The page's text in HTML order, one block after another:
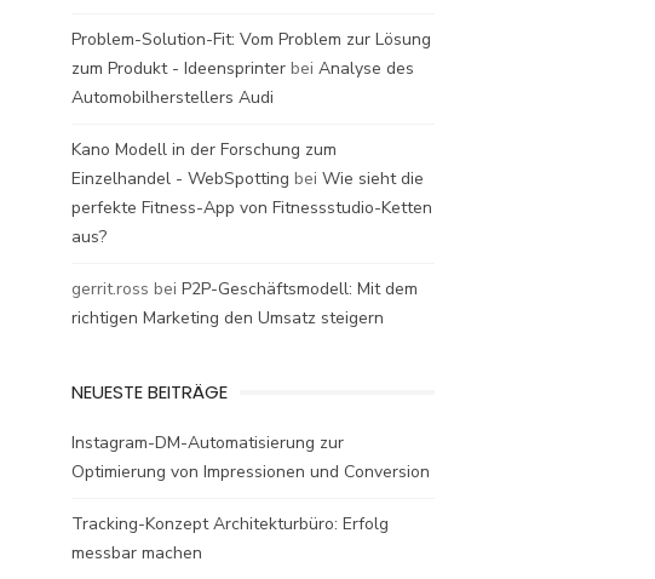
Problem-Solution-Fit: Vom Problem zur Lösung
zum Produkt - Ideensprinter bei Analyse des
Automobilherstellers Audi
Kano Modell in der Forschung zum
Einzelhandel - WebSpotting bei Wie sieht die
perfekte Fitness-App von Fitnessstudio-Ketten
aus?
gerrit.ross bei P2P-Geschäftsmodell: Mit dem
richtigen Marketing den Umsatz steigern
NEUESTE BEITRÄGE
Instagram-DM-Automatisierung zur
Optimierung von Impressionen und Conversion
Tracking-Konzept Architekturbüro: Erfolg
messbar machen